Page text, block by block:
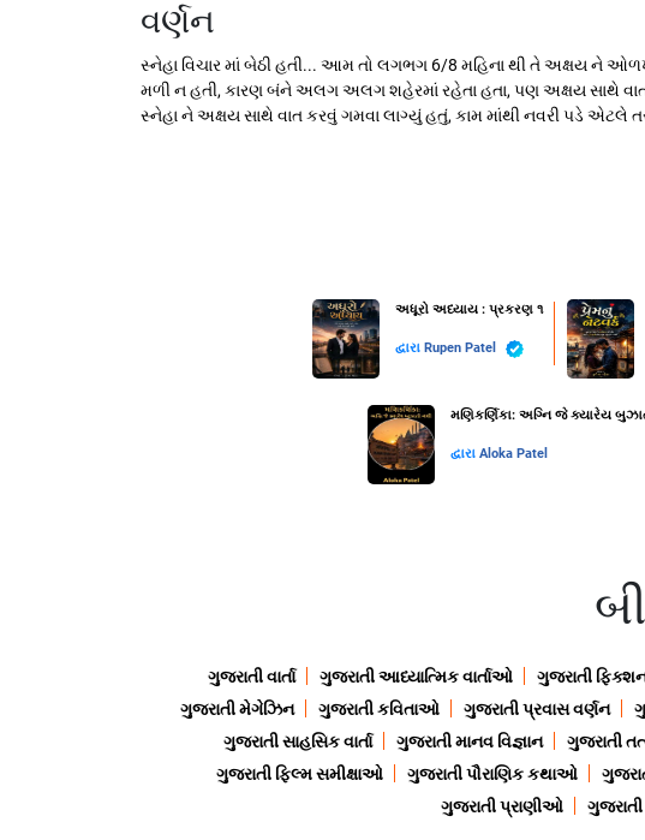
વર્ણન
સ્નેહા વિચાર માં બેઠી હતી... આમ તો લગભગ 6/8 મહિના થી તે અક્ષય ને
મળી ન હતી, કારણ બંને અલગ અલગ શહેરમાં રહેતા હતા, પણ અક્ષય સાથે
સ્નેહા ને અક્ષય સાથે વાત કરવું ગમવા લાગ્યું હતું, કામ માંથી નવરી પડે એટલે
અધૂરો અધ્યાય : પ્રકરણ ૧
દ્વારા Rupen Patel
મણિકર્ણિકા: અગ્નિ જે ક્યારેય
દ્વારા Aloka Patel
ગુજરાતી વાર્તા ગુજરાતી આધ્યાત્મિક વાર્તાઓ ગુજરાતી ફિક્શન
ગુજરાતી મેગેઝિન
ગુજરાતી કવિતાઓ ગુજરાતી પ્રવાસ વર્ણન
ગુજરાતી સાહસિક વાર્તા
ગુજરાતી માનવ વિજ્ઞાન ગુજરાતી
ગુજરાતી ફિલ્મ સમીક્ષાઓ
ગુજરાતી પૌરાણિક કથાઓ
ગુજરાતી પ્રાણીઓ